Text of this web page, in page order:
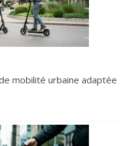
mobilité urbaine adaptée